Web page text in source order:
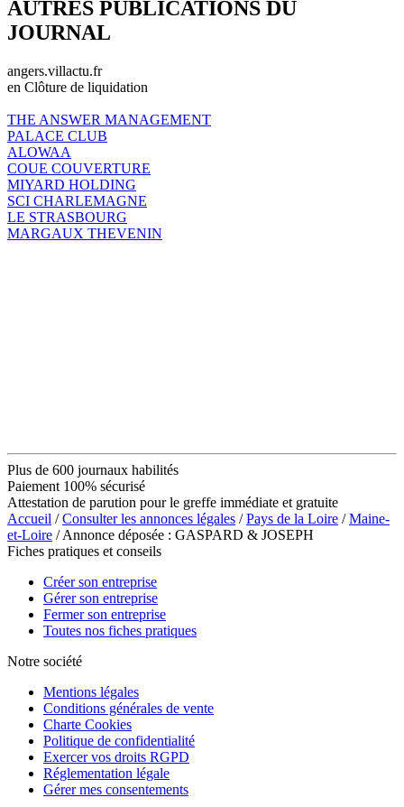
AUTRES PUBLICATIONS DU
JOURNAL
angers.villactu.fr
en Clôture de liquidation
THE ANSWER MANAGEMENT
PALACE CLUB
ALOWAA
COUE COUVERTURE
MIYARD HOLDING
SCI CHARLEMAGNE
LE STRASBOURG
MARGAUX THEVENIN
Plus de 600 journaux habilités
Paiement 100% sécurisé
Attestation de parution pour le greffe immédiate et gratuite
Accueil /Consulter les annonces légales /Pays de la Loire /Maine-
et-Loire / Annonce déposée : GASPARD & JOSEPH
Fiches pratiques et conseils
Créer son entreprise
Gérer son entreprise
Fermer son entreprise
Toutes nos fiches pratiques
Notre société
Mentions légales
Conditions générales de vente
Charte Cookies
Politique de confidentialité
Exercer vos droits RGPD
Réglementation légale
Gérer mes consentements